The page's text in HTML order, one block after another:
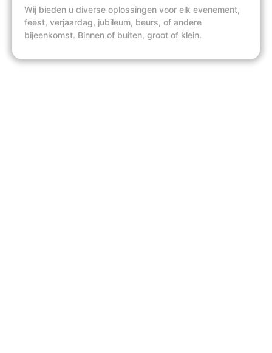
Wij bieden u diverse oplossingen voor elk evenement,
feest, verjaardag, jubileum, beurs, of andere
bijeenkomst. Binnen of buiten, groot of klein.